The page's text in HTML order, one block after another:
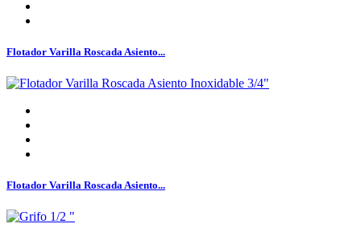
Flotador Varilla Roscada Asiento...
Flotador Varilla Roscada Asiento...